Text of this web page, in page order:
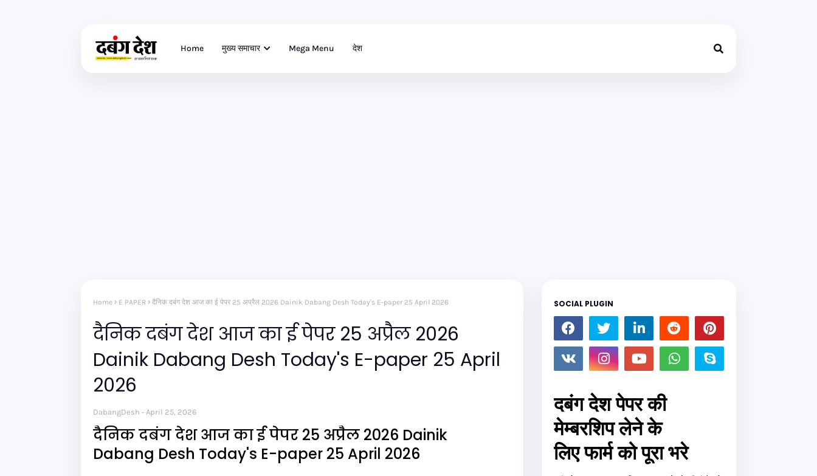
Home मुख्य समाचार Mega Menu देश
Home E PAPER दैनिक दबंग देश आज का ई पेपर 25 अप्रैल 2026 Dainik Dabang Desh Today's E-paper 25 April 2026
दैनिक दबंग देश आज का ई पेपर 25 अप्रैल 2026
Dainik Dabang Desh Today's E-paper 25 April
2026
DabangDesh April 25, 2026
दैनिक दबंग देश आज का ई पेपर 25 अप्रैल 2026 Dainik
Dabang Desh Today's E-paper 25 April 2026
SOCIAL PLUGIN